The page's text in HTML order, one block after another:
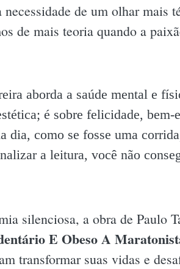
de um olhar mais
de mais teoria quando a
aborda a saúde mental e
é sobre felicidade, bem-
como se fosse uma
a leitura, você não
silenciosa, a obra de Paulo
E Obeso A
transformar suas vidas e